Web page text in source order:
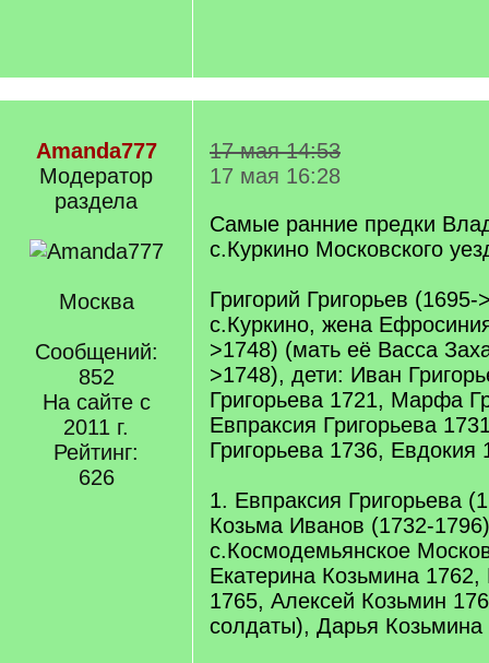
Amanda777
Модератор
раздела
Москва
Сообщений:
852
На сайте с
2011 г.
Рейтинг:
626
17 мая 14:53
17 мая 16:28
Самые ранние предки
с.Куркино Московского
Григорий Григорьев
с.Куркино, жена
>1748) (мать её Васса
>1748), дети: Иван
Григорьева 1721, Марфа
Евпраксия Григорьева
Григорьева 1736, Евдокия
1. Евпраксия Григорьева
Козьма Иванов (1732-
с.Космодемьянское
Екатерина Козьмина
1765, Алексей Козьмин
солдаты), Дарья Козьмина